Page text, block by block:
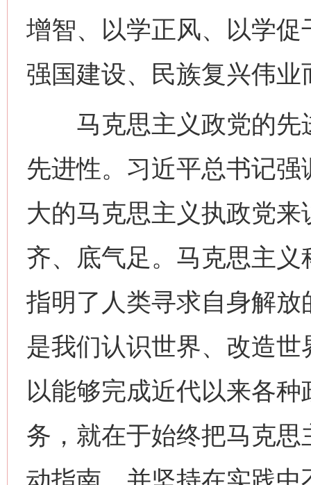
增智、以学正风、以学
强国建设、民族复兴伟业
马克思主义政党的先
先进性。习近平总书记
大的马克思主义执政党
齐、底气足。马克思主
指明了人类寻求自身解
是我们认识世界、改造
以能够完成近代以来各
务，就在于始终把马克